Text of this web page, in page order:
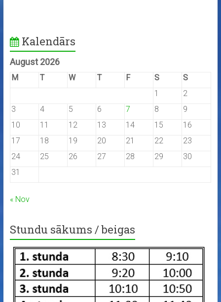
Kalendārs
August 2026
M T W T F S
S
1
2
3
4 5 6 7 8
9
10
11 12 13 14 15
16
17
18 19 20 21 22
23
24
25 26 27 28 29
30
31
« Nov
Stundu sākums / beigas